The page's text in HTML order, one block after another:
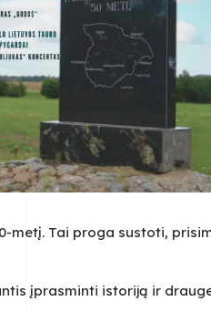
metį. Tai proga sustoti,
įprasminti istoriją ir